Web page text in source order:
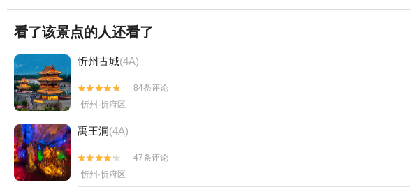
看了该景点的人还看了
忻州古城(4A)


84条评论
忻州·忻府区
禹王洞(4A)


47条评论
忻州·忻府区